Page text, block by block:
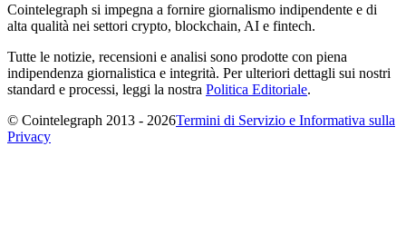
Cointelegraph si impegna a fornire giornalismo indipendente e di
alta qualità nei settori crypto, blockchain, AI e fintech.
Tutte le notizie, recensioni e analisi sono prodotte con piena
indipendenza giornalistica e integrità. Per ulteriori dettagli sui nostri
standard e processi, leggi la nostra Politica Editoriale.
© Cointelegraph 2013 - 2026Termini di Servizio e Informativa sulla
Privacy